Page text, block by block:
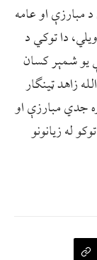
مبارزې او عامه
دا توکي د
یو شمېر کسان
زاهد ټینګار
جدي مبارزې او
له زیانونو